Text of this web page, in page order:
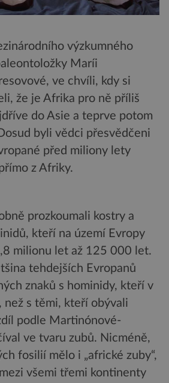
výzkumného
Maríi
ve chvíli, kdy si
že je Afrika pro ně příliš
do Asie a teprve potom
byli vědci přesvědčeni
před miliony lety
z Afriky.
prozkoumali kostry a
kteří na území Evropy
milionu let až 125 000 let.
tehdejších Evropanů
znaků s hominidy, kteří v
než s těmi, kteří obývali
podle Martinónové-
ve tvaru zubů. Nicméně,
fosilií mělo i „africké zuby“,
všemi třemi kontinenty